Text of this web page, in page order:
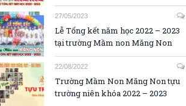
27/05/2023
Lễ Tổng kết năm học 2022 – 2023
tại trường Mầm non Măng Non
22/08/2022
Trường Mầm Non Măng Non tựu
trường niên khóa 2022 – 2023